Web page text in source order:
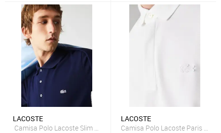
LACOSTE
Camisa Polo Lacoste Slim Fit Masculina em Petit piquet Stretch
LACOSTE
Camisa Polo Lacoste Paris